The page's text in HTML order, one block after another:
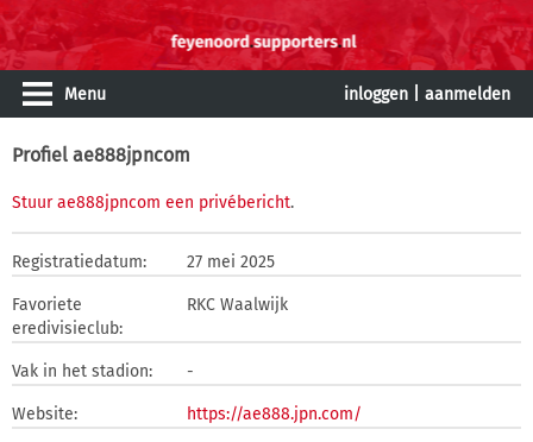
Menu inloggen aanmelden
Profiel ae888jpncom
Stuur ae888jpncom een privébericht.
Registratiedatum: 27 mei 2025
Favoriete
eredivisieclub:
RKC Waalwijk
Vak in het stadion: -
Website: https://ae888.jpn.com/